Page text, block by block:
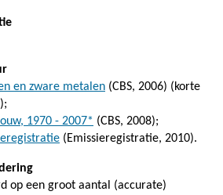
en zware metalen (CBS, 2006) (korte
1970 - 2007* (CBS, 2008);
(Emissieregistratie, 2010).
op een groot aantal (accurate)